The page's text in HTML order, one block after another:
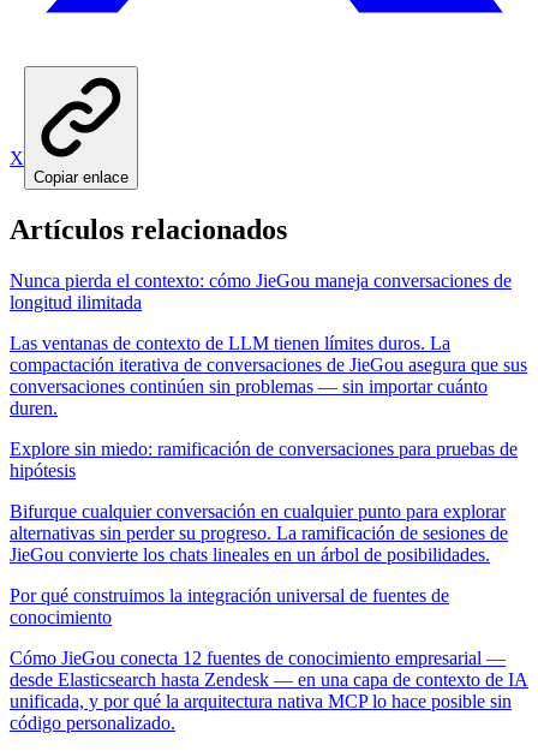
X
Copiar enlace
Artículos relacionados
Nunca pierda el contexto: cómo JieGou maneja conversaciones de
longitud ilimitada
Las ventanas de contexto de LLM tienen límites duros. La
compactación iterativa de conversaciones de JieGou asegura que sus
conversaciones continúen sin problemas — sin importar cuánto
duren.
Explore sin miedo: ramificación de conversaciones para pruebas de
hipótesis
Bifurque cualquier conversación en cualquier punto para explorar
alternativas sin perder su progreso. La ramificación de sesiones de
JieGou convierte los chats lineales en un árbol de posibilidades.
Por qué construimos la integración universal de fuentes de
conocimiento
Cómo JieGou conecta 12 fuentes de conocimiento empresarial —
desde Elasticsearch hasta Zendesk — en una capa de contexto de IA
unificada, y por qué la arquitectura nativa MCP lo hace posible sin
código personalizado.